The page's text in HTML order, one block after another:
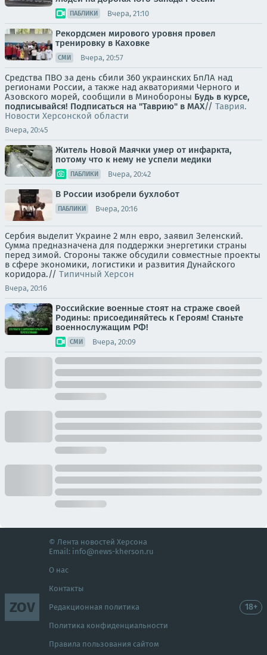
ПАБЛИКИ Вчера, 21:10
Рекордсмен мирового уровня провел
тренировку в Каховке
СМИ Вчера, 20:57
Средства ПВО за день сбили 360 украинских БпЛА над
регионами России, а также над акваториями Черного и
Азовского морей, сообщили в Минобороны Будь в курсе,
подписывайся! Подписаться на "Таврию" в MAX// Таврия.
Новости Херсонской области
Вчера, 20:45
Житель Новой Маячки умер от инфаркта,
потому что к нему не успели медики
ПАБЛИКИ Вчера, 20:42
В России изобрели бухлобот
ПАБЛИКИ Вчера, 20:16
Сербия выделит Украине 2 млн евро, заявил Зеленский.
Сумма предназначена для поддержки энергетики страны
перед зимой. Стороны также обсудили совместные проекты
в сфере экономики, логистики и развития Дунайского
коридора.// Типичный Херсон
Вчера, 20:16
Российские военные стоят на страже своей
Родины: присоединяйтесь к Героям! Станьте
военнослужащим РФ!
СМИ Вчера, 20:09
ZOV
© Лента новостей Херсона
Email: info@news-kherson.ru
О нас
Контакты
Редакционная политика
Политика конфиденциальности
Правила пользования сайтом
18+